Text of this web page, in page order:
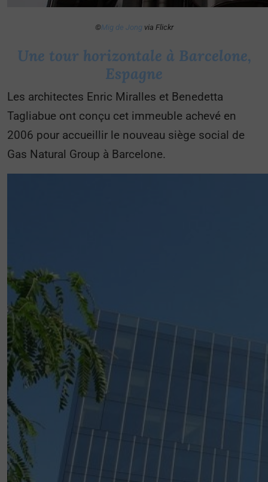
©Mig de Jong via Flickr
Une tour horizontale à Barcelone,
Espagne
Les architectes Enric Miralles et Benedetta
Tagliabue ont conçu cet immeuble achevé en
2006 pour accueillir le nouveau siège social de
Gas Natural Group à Barcelone.